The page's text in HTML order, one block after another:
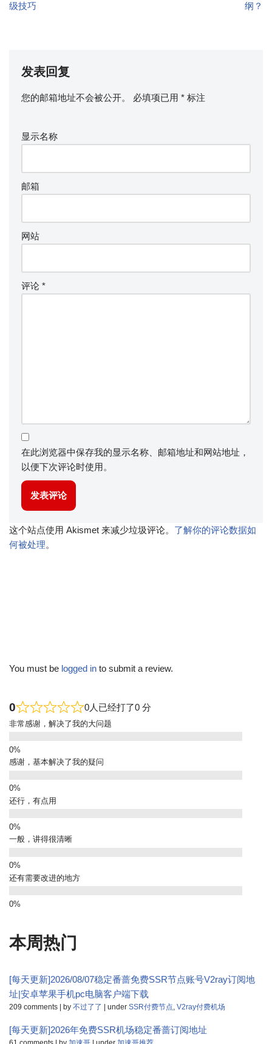
级技巧
纲？
发表回复
您的邮箱地址不会被公开。 必填项已用 * 标注
显示名称
邮箱
网站
评论 *
在此浏览器中保存我的显示名称、邮箱地址和网站地址，
以便下次评论时使用。
这个站点使用 Akismet 来减少垃圾评论。 了解你的评论数据如
何被处理。
You must be logged in to submit a review.
0 0人已经打了0 分
非常感谢，解决了我的大问题
感谢，基本解决了我的疑问
还行，有点用
一般，讲得很清晰
还有需要改进的地方
本周热门
[每天更新]2026/08/07稳定番蔷免费SSR节点账号V2ray订阅地
址|安卓苹果手机pc电脑客户端下载
209 comments | by 不过了了 | under SSR付费节点 V2ray付费机场
[每天更新]2026年免费SSR机场稳定番蔷订阅地址